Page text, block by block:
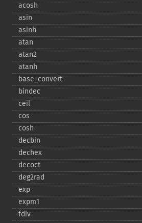
acosh
asin
asinh
atan
atan2
atanh
base_​convert
bindec
ceil
cos
cosh
decbin
dechex
decoct
deg2rad
exp
expm1
fdiv